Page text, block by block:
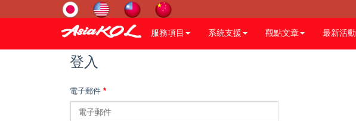
服務項目 系統支援 觀點文章 最新活動
登入
電子郵件 *